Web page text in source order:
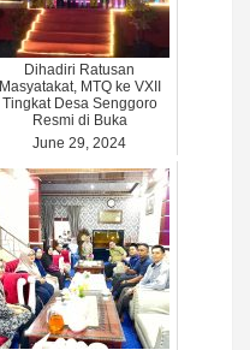
Dihadiri Ratusan
Masyatakat, MTQ ke VXII
Tingkat Desa Senggoro
Resmi di Buka
June 29, 2024